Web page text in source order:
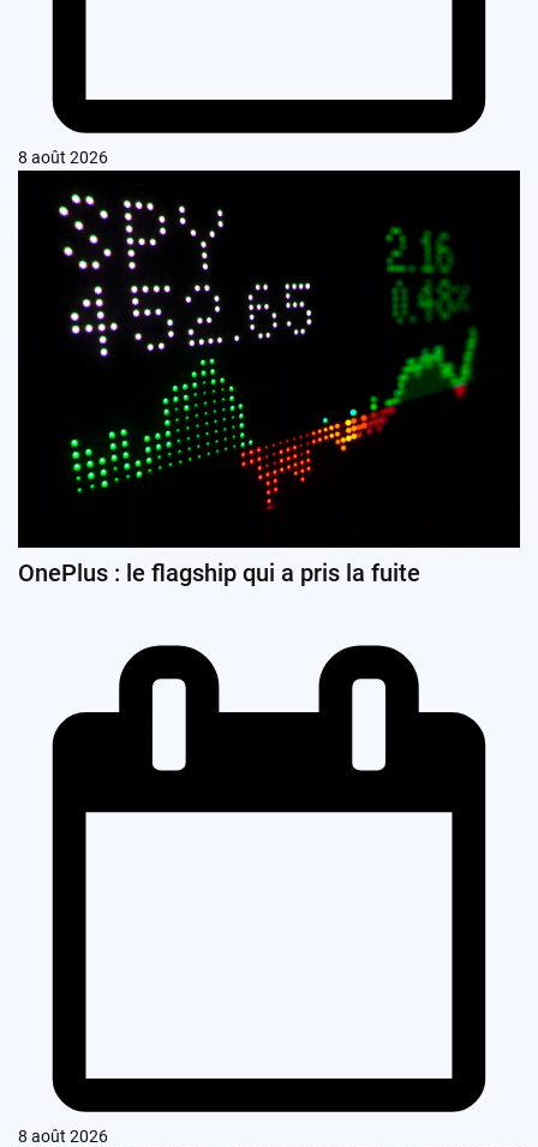
8 août 2026
OnePlus : le flagship qui a pris la fuite
8 août 2026